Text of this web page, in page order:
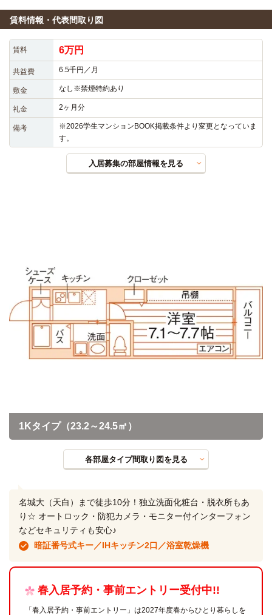
賃料情報・代表間取り図
賃料 6万円
共益費 6.5千円／月
敷金 なし※禁煙特約あり
礼金 2ヶ月分
備考
※2026学生マンションBOOK掲載条件より変更となっていま
す。
入居募集の部屋情報を見る
1Kタイプ（23.2～24.5㎡）
各部屋タイプ間取り図を見る
名城大（天白）まで徒歩10分！独立洗面化粧台・脱衣所もあ
り☆ オートロック・防犯カメラ・モニター付インターフォン
などセキュリティも安心♪
暗証番号式キー／IHキッチン2口／浴室乾燥機
春入居予約・事前エントリー受付中!!
「春入居予約・事前エントリー」は2027年度春からひとり暮らしを